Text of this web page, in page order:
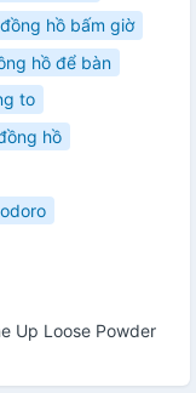
đồng hồ bấm giờ
hồ để bàn
to
hồ
Up Loose Powder